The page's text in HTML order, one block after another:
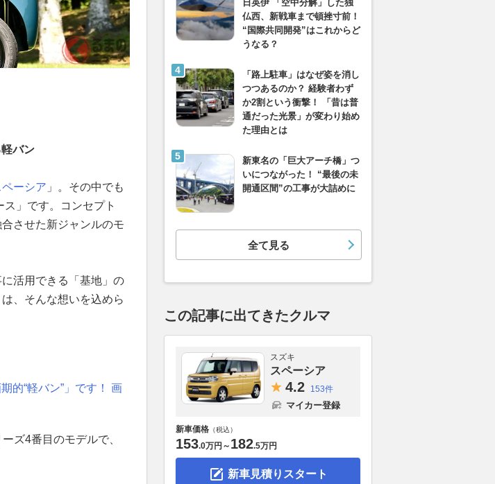
バン
ペーシア 」。その中でも
」です。コンセプト
させた新ジャンルのモ
活用できる「基地」の
、そんな想いを込めら
的“軽バン”」です！ 画
ズ4番目のモデルで、
日英伊 「空中分解」した独
仏西、新戦車まで頓挫寸前！
“国際共同開発”はこれからど
うなる？
「路上駐車」はなぜ姿を消し
つつあるのか？ 経験者わず
か2割という衝撃！ 「昔は普
通だった光景」が変わり始め
た理由とは
新東名の「巨大アーチ橋」つ
いにつながった！ “最後の未
開通区間”の工事が大詰めに
全て見る
この記事に出てきたクルマ
スズキ
スペーシア
4.2 153件
マイカー登録
新車価格 （税込）
153.0万円 ～ 182.5万円
新車見積りスタート